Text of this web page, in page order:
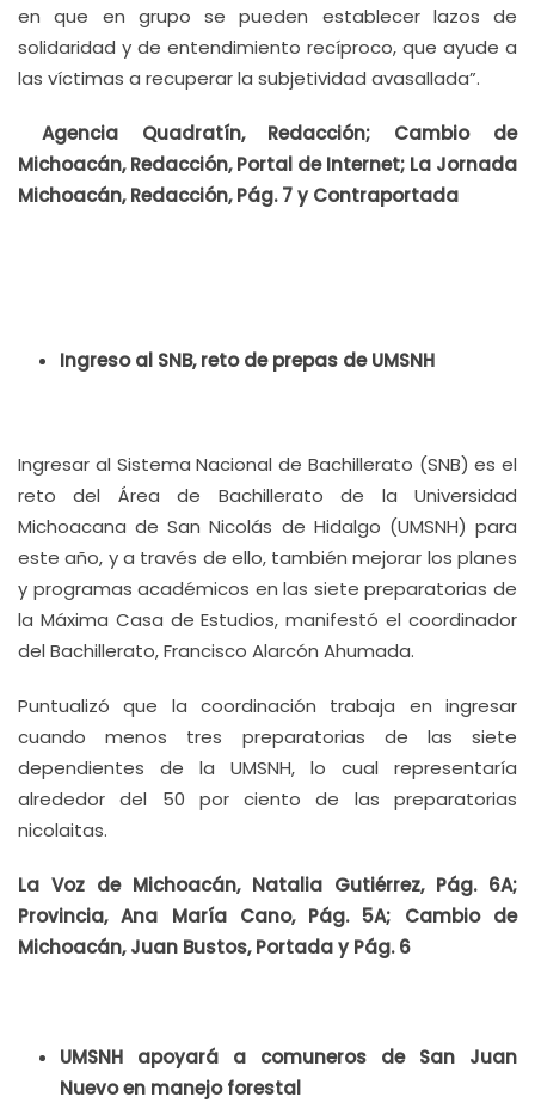
en que en grupo se pueden establecer lazos de
solidaridad y de entendimiento recíproco, que ayude a
las víctimas a recuperar la subjetividad avasallada”.
Agencia Quadratín, Redacción; Cambio de
Michoacán, Redacción, Portal de Internet; La Jornada
Michoacán, Redacción, Pág. 7 y Contraportada
Ingreso al SNB, reto de prepas de UMSNH
Ingresar al Sistema Nacional de Bachillerato (SNB) es el
reto del Área de Bachillerato de la Universidad
Michoacana de San Nicolás de Hidalgo (UMSNH) para
este año, y a través de ello, también mejorar los planes
y programas académicos en las siete preparatorias de
la Máxima Casa de Estudios, manifestó el coordinador
del Bachillerato, Francisco Alarcón Ahumada.
Puntualizó que la coordinación trabaja en ingresar
cuando menos tres preparatorias de las siete
dependientes de la UMSNH, lo cual representaría
alrededor del 50 por ciento de las preparatorias
nicolaitas.
La Voz de Michoacán, Natalia Gutiérrez, Pág. 6A;
Provincia, Ana María Cano, Pág. 5A; Cambio de
Michoacán, Juan Bustos, Portada y Pág. 6
UMSNH apoyará a comuneros de San Juan
Nuevo en manejo forestal